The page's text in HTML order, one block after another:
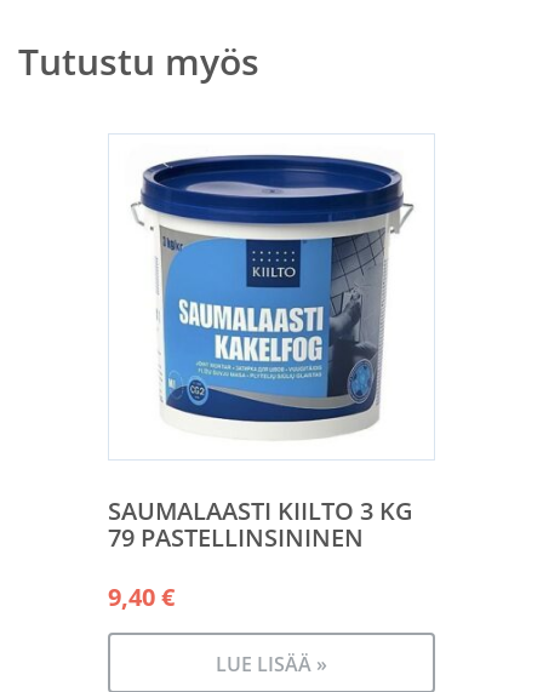
Tutustu myös
SAUMALAASTI KIILTO 3 KG
79 PASTELLINSININEN
9,40€
LUE LISÄÄ »